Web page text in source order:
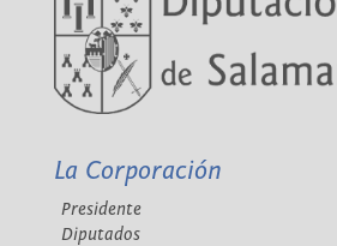
La Corporación
Presidente
Diputados